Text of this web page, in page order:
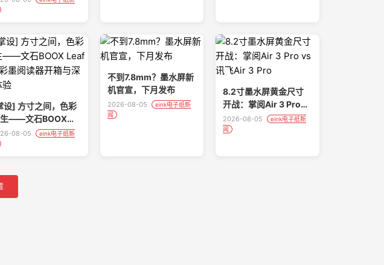
DISPLAY’ FOR
设] 方寸之间，色彩
——文石BOOX
5C 彩墨阅读器开
深度体验
08-05
eink电子纸新
不到7.8mm？墨水屏新
机官宣，下月发布
2026-08-05
eink电子纸新
闻
8.2寸墨水屏黄金尺寸
开战：掌阅Air 3 Pro
vs 讯飞Air 3 Pro
2026-08-05
eink电子纸新
闻